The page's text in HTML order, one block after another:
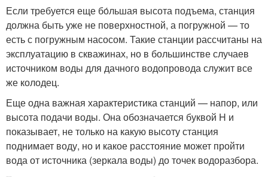
Если требуется еще бо́льшая высота подъема, станция
должна быть уже не поверхностной, а погружной — то
есть с погружным насосом. Такие станции рассчитаны на
эксплуатацию в скважинах, но в большинстве случаев
источником воды для дачного водопровода служит все
же колодец.
Еще одна важная характеристика станций — напор, или
высота подачи воды. Она обозначается буквой H и
показывает, не только на какую высоту станция
поднимает воду, но и какое расстояние может пройти
вода от источника (зеркала воды) до точек водоразбора.